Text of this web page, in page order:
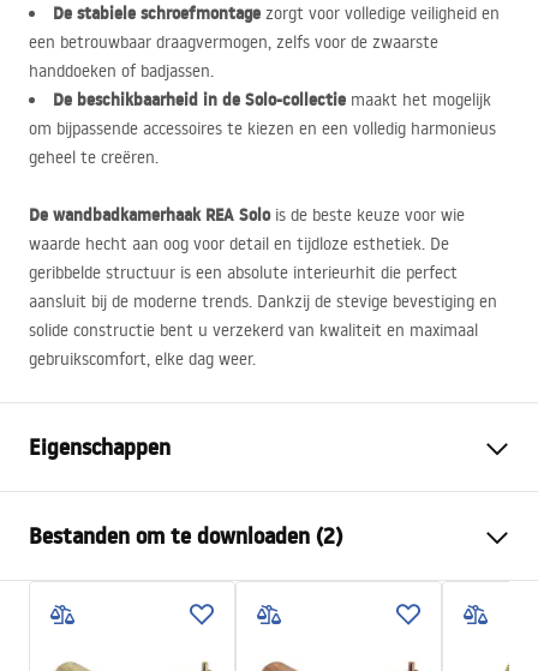
De stabiele schroefmontage zorgt voor volledige veiligheid en
een betrouwbaar draagvermogen, zelfs voor de zwaarste
handdoeken of badjassen.
De beschikbaarheid in de Solo-collectie maakt het mogelijk
om bijpassende accessoires te kiezen en een volledig harmonieus
geheel te creëren.
De wandbadkamerhaak REA Solois de beste keuze voor wie
waarde hecht aan oog voor detail en tijdloze esthetiek. De
geribbelde structuur is een absolute interieurhit die perfect
aansluit bij de moderne trends. Dankzij de stevige bevestiging en
solide constructie bent u verzekerd van kwaliteit en maximaal
gebruikscomfort, elke dag weer.
Eigenschappen
Materiaal
Metaal
Montagewijze
Geschroefd
Breedte
30
Hoogte
45
Bestanden om te downloaden (2)
Garantievoorwaarden